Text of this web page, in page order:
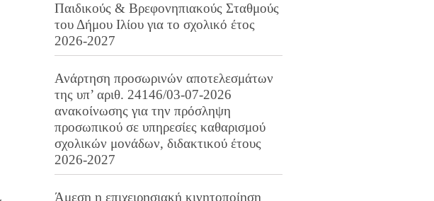
Παιδικούς & Βρεφονηπιακούς Σταθμούς
του Δήμου Ιλίου για το σχολικό έτος
2026-2027
Ανάρτηση προσωρινών αποτελεσμάτων
της υπ’ αριθ. 24146/03-07-2026
ανακοίνωσης για την πρόσληψη
προσωπικού σε υπηρεσίες καθαρισμού
σχολικών μονάδων, διδακτικού έτους
2026-2027
Άμεση η επιχειρησιακή κινητοποίηση